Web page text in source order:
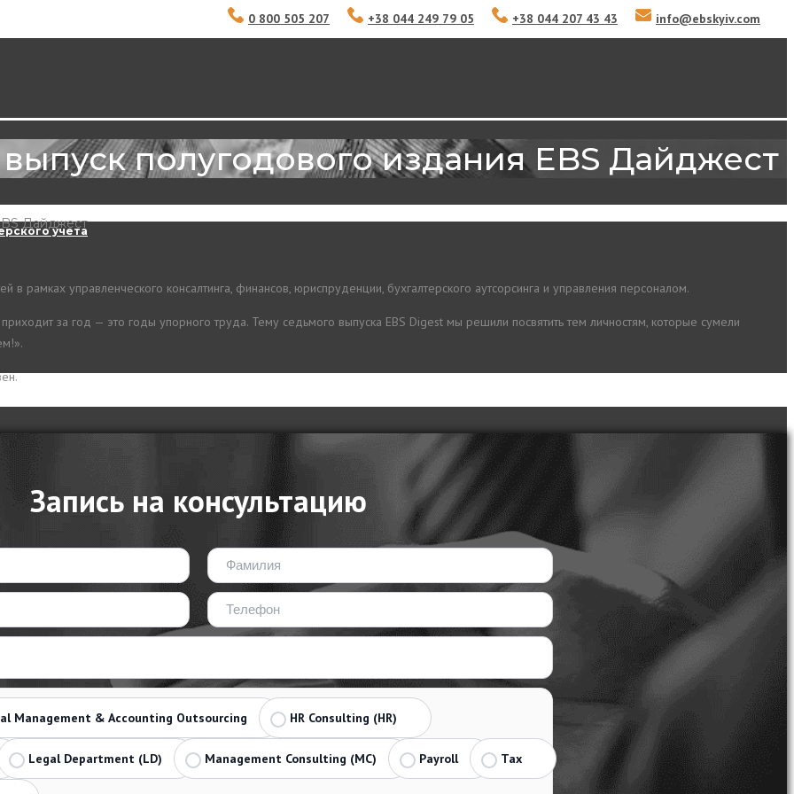
0 800 505 207 +38 044 249 79 05 +38 044 207 43 43 info@ebskyiv.com
учета
полугодового издания EBS Дайджест
Дайджест
рамках управленческого консалтинга, финансов, юриспруденции, бухгалтерского аутсорсинга и управления персоналом.
за год — это годы упорного труда. Тему седьмого выпуска EBS Digest мы решили посвятить тем личностям, которые сумели
Запись на консультацию
Management & Accounting Outsourcing HR Consulting (HR)
Legal Department (LD) Management Consulting (MC) Payroll Tax